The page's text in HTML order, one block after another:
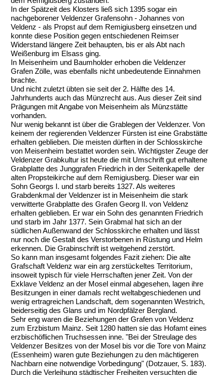
In der Spätzeit des Klosters ließ sich 1395 sogar ein
nachgeborener Veldenzer Grafensohn - Johannes von
Veldenz - als Propst auf dem Remigiusberg einsetzen und
konnte diese Position gegen entschiedenen Reimser
Widerstand längere Zeit behaupten, bis er als Abt nach
Weißenburg im Elsass ging.
In Meisenheim und Baumholder erhoben die Veldenzer
Grafen Zölle, was ebenfalls nicht unbedeutende Einnahmen
brachte.
Und nicht zuletzt übten sie seit der 2. Hälfte des 14.
Jahrhunderts auch das Münzrecht aus. Aus dieser Zeit sind
Prägungen mit Angabe von Meisenheim als Münzstätte
vorhanden.
Nur wenig bekannt ist über die Grablegen der Veldenzer. Von
keinem der regierenden Veldenzer Fürsten ist eine Grabstätte
erhalten geblieben. Die meisten dürften in der Schlosskirche
von Meisenheim bestattet worden sein. Wichtigster Zeuge der
Veldenzer Grabkultur ist heute die mit Umschrift gut erhaltene
Grabplatte des Junggrafen Friedrich in der Seitenkapelle der
alten Propsteikirche auf dem Remigiusberg. Dieser war ein
Sohn Georgs I. und starb bereits 1327. Als weiteres
Grabdenkmal der Veldenzer ist in Meisenheim die stark
verwitterte Grabplatte des Grafen Georg II. von Veldenz
erhalten geblieben. Er war ein Sohn des genannten Friedrich
und starb im Jahr 1377. Sein Grabmal hat sich an der
südlichen Außenwand der Schlosskirche erhalten und lässt
nur noch die Gestalt des Verstorbenen in Rüstung und Helm
erkennen. Die Grabinschrift ist weitgehend zerstört.
So kann man insgesamt folgendes Fazit ziehen: Die alte
Grafschaft Veldenz war ein arg zerstückeltes Territorium,
insoweit typisch für viele Herrschaften jener Zeit. Von der
Exklave Veldenz an der Mosel einmal abgesehen, lagen ihre
Besitzungen in einer damals recht weltabgeschiedenen und
wenig ertragreichen Landschaft, dem sogenannten Westrich,
beiderseitig des Glans und im Nordpfälzer Bergland.
Sehr eng waren die Beziehungen der Grafen von Veldenz
zum Erzbistum Mainz. Seit 1280 hatten sie das Hofamt eines
erzbischöflichen Truchsessen inne. "Bei der Streulage des
Veldenzer Besitzes von der Mosel bis vor die Tore von Mainz
(Essenheim) waren gute Beziehungen zu den mächtigeren
Nachbarn eine notwendige Vorbedingung" (Dotzauer, S. 183).
Durch die Verleihung städtischer Freiheiten versuchten die